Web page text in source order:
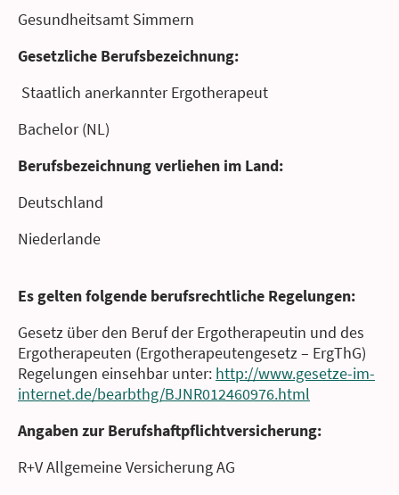
Gesundheitsamt Simmern
Gesetzliche Berufsbezeichnung:
Staatlich anerkannter Ergotherapeut
Bachelor (NL)
Berufsbezeichnung verliehen im Land:
Deutschland
Niederlande
Es gelten folgende berufsrechtliche Regelungen:
Gesetz über den Beruf der Ergotherapeutin und des
Ergotherapeuten (Ergotherapeutengesetz – ErgThG)
Regelungen einsehbar unter: http://www.gesetze-im-
internet.de/bearbthg/BJNR012460976.html
Angaben zur Berufshaftpflichtversicherung:
R+V Allgemeine Versicherung AG